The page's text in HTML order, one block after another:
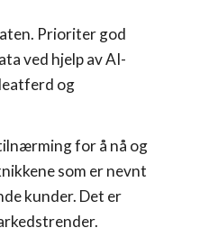
Prioriter god
ved hjelp av AI-
og
for å nå og
som er nevnt
kunder. Det er